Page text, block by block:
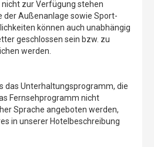
zur Verfügung stehen
der Außenanlage sowie Sport-
können auch unabhängig
geschlossen sein bzw. zu
werden.
das Unterhaltungsprogramm, die
Fernsehprogramm nicht
Sprache angeboten werden,
in unserer Hotelbeschreibung